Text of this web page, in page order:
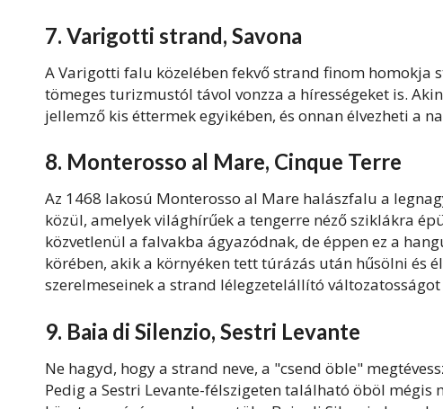
7. Varigotti strand, Savona
A Varigotti falu közelében fekvő strand finom
tömeges turizmustól távol vonzza a hírességeket is.
jellemző kis éttermek egyikében, és onnan élvezheti a
8. Monterosso al Mare, Cinque Terre
Az 1468 lakosú Monterosso al Mare halászfalu a
közül, amelyek világhírűek a tengerre néző sziklákra
közvetlenül a falvakba ágyazódnak, de éppen ez a
körében, akik a környéken tett túrázás után hűsölni és
szerelmeseinek a strand lélegzetelállító
9. Baia di Silenzio, Sestri Levante
Ne hagyd, hogy a strand neve, a "csend öble"
Pedig a Sestri Levante-félszigeten található öböl